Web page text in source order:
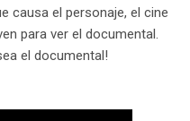
causa el personaje, el cine
para ver el documental.
el documental!